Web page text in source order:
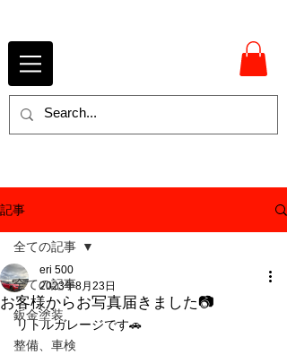
記事
全ての記事
鈑金塗装
整備、車検
全ての記事
お客様からお写真届きました📷
eri 500
2023年8月23日
リトルガレージです🚗